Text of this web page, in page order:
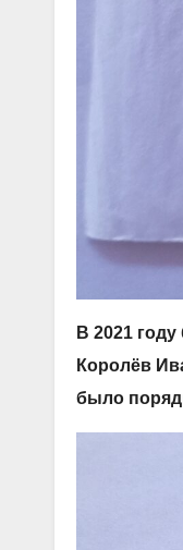
В 2021
Королëв
было